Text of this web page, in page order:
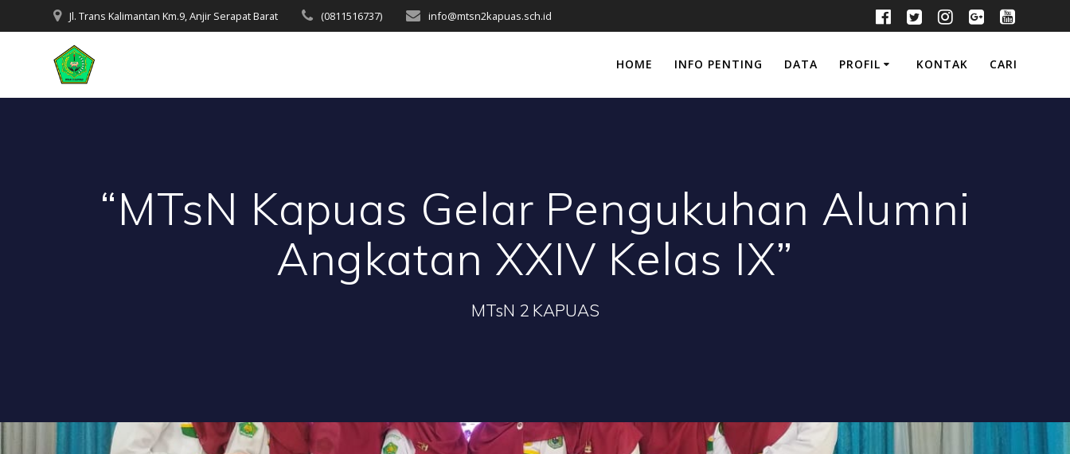
to
Jl. Trans Kalimantan Km.9, Anjir Serapat Barat (0811516737) info@mtsn2kapuas.sch.id
HOME INFO PENTING DATA PROFIL KONTAK CARI
“MTsN Kapuas Gelar Pengukuhan Alumni
Angkatan XXIV Kelas IX”
MTsN 2 KAPUAS